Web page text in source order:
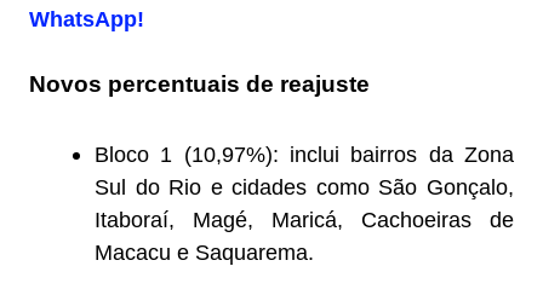
WhatsApp!
Novos percentuais de reajuste
Bloco 1 (10,97%): inclui bairros da Zona
Sul do Rio e cidades como São Gonçalo,
Itaboraí, Magé, Maricá, Cachoeiras de
Macacu e Saquarema.